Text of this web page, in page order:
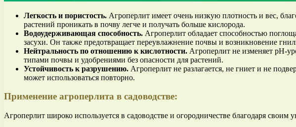
Легкость и пористость. Агроперлит имеет очень низкую плотность и вес,
растений проникать в почву легче и получать больше кислорода.
Водоудерживающая способность. Агроперлит обладает способностью
засухи. Он также предотвращает переувлажнение почвы и возникновение
Нейтральность по отношению к кислотности. Агроперлит не изменяет pH-
типами почвы и удобрениями без опасности для растений.
Устойчивость к разрушению. Агроперлит не разлагается, не гниет и не
может использоваться повторно.
Применение агроперлита в садоводстве:
Агроперлит широко используется в садоводстве и огородничестве благодаря своим